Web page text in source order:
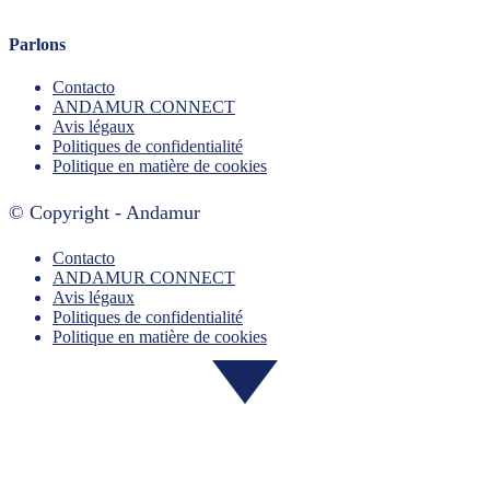
Parlons
Contacto
ANDAMUR CONNECT
Avis légaux
Politiques de confidentialité
Politique en matière de cookies
© Copyright - Andamur
Contacto
ANDAMUR CONNECT
Avis légaux
Politiques de confidentialité
Politique en matière de cookies